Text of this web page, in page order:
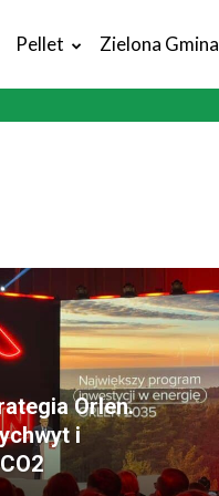
Pellet Zielona Gmina
Orlen.
i